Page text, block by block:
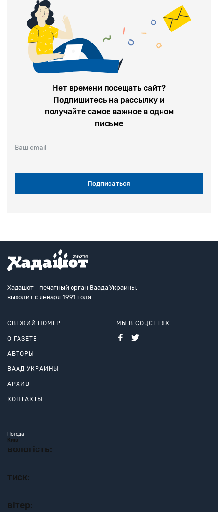
Нет времени посещать сайт?
Подпишитесь на рассылку и
получайте самое важное в одном
письме
Ваш email
Хадашот - печатный орган Ваада Украины,
выходит с января 1991 года.
СВЕЖИЙ НОМЕР
О ГАЗЕТЕ
АВТОРЫ
ВААД УКРАИНЫ
АРХИВ
КОНТАКТЫ
МЫ В СОЦСЕТЯХ
Погода
Київ
вологість:
тиск:
вітер: